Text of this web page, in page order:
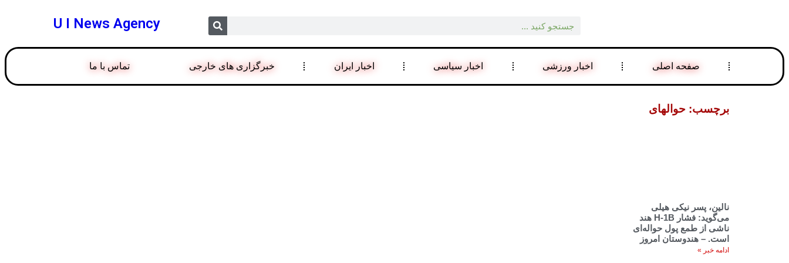
U I News Agency
صفحه اصلی اخبار ورزشی اخبار سیاسی اخبار ایران خبرگزاری های خارجی تماس با ما
برچسب: حوالهای
نالین، پسر نیکی هیلی
می‌گوید: فشار H-1B هند
ناشی از طمع پول حواله‌ای
است. – هندوستان امروز
ادامه خبر »